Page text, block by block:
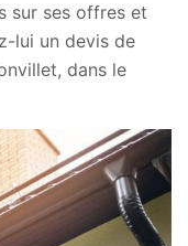
sur ses offres et
lui un devis de
dans le